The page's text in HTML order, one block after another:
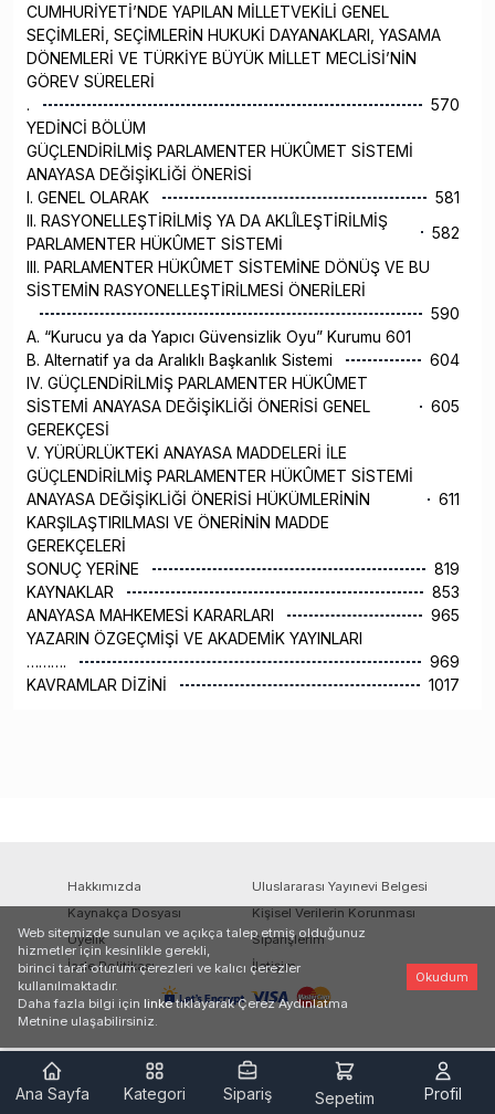
CUMHURİYETİ’NDE YAPILAN MİLLETVEKİLİ GENEL
SEÇİMLERİ, SEÇİMLERİN HUKUKİ DAYANAKLARI, YASAMA
DÖNEMLERİ VE TÜRKİYE BÜYÜK MİLLET MECLİSİ’NİN
GÖREV SÜRELERİ
.
570
YEDİNCİ BÖLÜM
GÜÇLENDİRİLMİŞ PARLAMENTER HÜKÛMET SİSTEMİ
ANAYASA DEĞİŞİKLİĞİ ÖNERİSİ
I. GENEL OLARAK
581
II. RASYONELLEŞTİRİLMİŞ YA DA AKLÎLEŞTİRİLMİŞ
PARLAMENTER HÜKÛMET SİSTEMİ
582
III. PARLAMENTER HÜKÛMET SİSTEMİNE DÖNÜŞ VE BU
SİSTEMİN RASYONELLEŞTİRİLMESİ ÖNERİLERİ
590
A. “Kurucu ya da Yapıcı Güvensizlik Oyu” Kurumu 601
B. Alternatif ya da Aralıklı Başkanlık Sistemi
604
IV. GÜÇLENDİRİLMİŞ PARLAMENTER HÜKÛMET
SİSTEMİ ANAYASA DEĞİŞİKLİĞİ ÖNERİSİ GENEL
GEREKÇESİ
605
V. YÜRÜRLÜKTEKİ ANAYASA MADDELERİ İLE
GÜÇLENDİRİLMİŞ PARLAMENTER HÜKÛMET SİSTEMİ
ANAYASA DEĞİŞİKLİĞİ ÖNERİSİ HÜKÜMLERİNİN
KARŞILAŞTIRILMASI VE ÖNERİNİN MADDE
GEREKÇELERİ
611
SONUÇ YERİNE
819
KAYNAKLAR
853
ANAYASA MAHKEMESİ KARARLARI
965
YAZARIN ÖZGEÇMİŞİ VE AKADEMİK YAYINLARI
……….
969
KAVRAMLAR DİZİNİ
1017
Hakkımızda
Uluslararası Yayınevi Belgesi
Kaynakça Dosyası
Kişisel Verilerin Korunması
Üyelik
Siparişlerim
İade Politikası
İletişim
Ana Sayfa Kategori Sipariş Sepetim Profil
Web sitemizde sunulan ve açıkça talep etmiş olduğunuz
hizmetler için kesinlikle gerekli,
birinci taraf oturum çerezleri ve kalıcı çerezler
kullanılmaktadır.
Daha fazla bilgi için linke tıklayarak Çerez Aydınlatma
Metnine ulaşabilirsiniz.
Okudum